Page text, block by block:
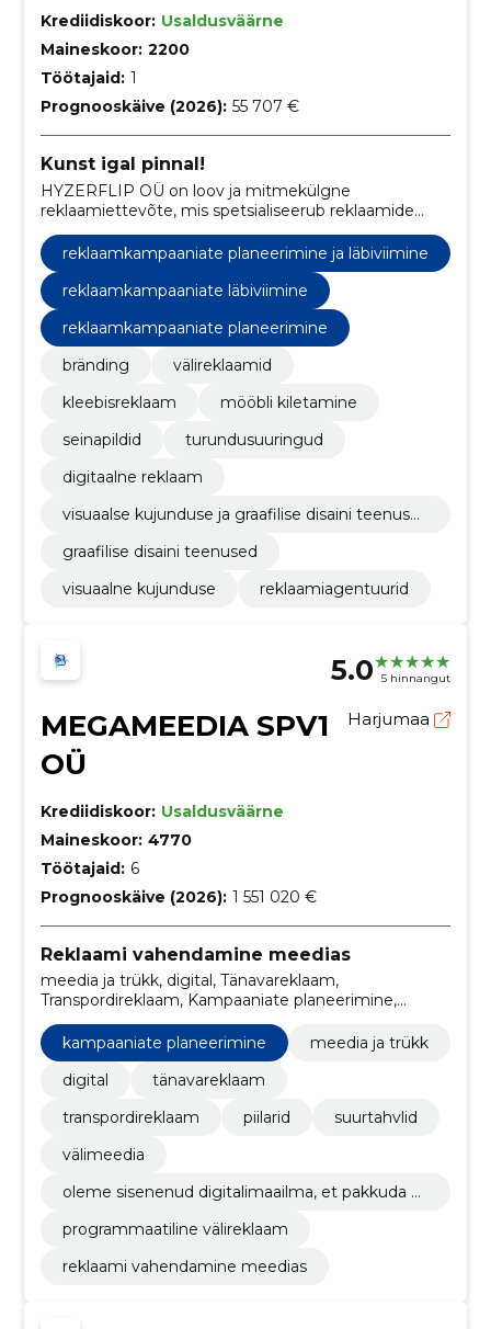
Krediidiskoor: Usaldusväärne
Maineskoor: 2200
Töötajaid: 1
Prognooskäive (2026): 55 707 €
Kunst igal pinnal!
HYZERFLIP OÜ on loov ja mitmekülgne
reklaamiettevõte, mis spetsialiseerub reklaamide
loomisele dekoorkilede abil.
reklaamkampaaniate planeerimine ja läbiviimine
reklaamkampaaniate läbiviimine
reklaamkampaaniate planeerimine
bränding
välireklaamid
kleebisreklaam
mööbli kiletamine
seinapildid
turundusuuringud
digitaalne reklaam
visuaalse kujunduse ja graafilise disaini teenuse
graafilise disaini teenused
visuaalne kujunduse
reklaamiagentuurid
5.0 5 hinnangut
MEGAMEEDIA SPV1
OÜ
Harjumaa
Krediidiskoor: Usaldusväärne
Maineskoor: 4770
Töötajaid: 6
Prognooskäive (2026): 1 551 020 €
Reklaami vahendamine meedias
meedia ja trükk, digital, Tänavareklaam,
Transpordireklaam, Kampaaniate planeerimine,
piilarid, Suurtahvlid, välimeedia, oleme sisenenud
digitalimaailma, et pakkuda kliendile veelgi
mitmekesisemaid võimalusi reklaami teostamiseks!,
programmaatiline välireklaam
kampaaniate planeerimine
meedia ja trükk
digital
tänavareklaam
transpordireklaam
piilarid
suurtahvlid
välimeedia
oleme sisenenud digitalimaailma, et pakkuda kli
mi teostamiseks!
programmaatiline välireklaam
reklaami vahendamine meedias